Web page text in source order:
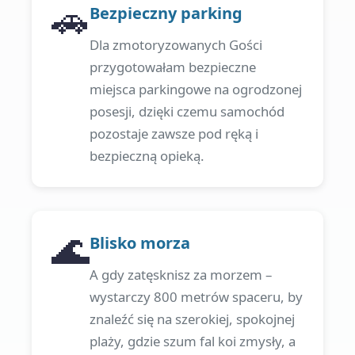
🚗Bezpieczny parking
Dla zmotoryzowanych Gości
przygotowałam bezpieczne
miejsca parkingowe na ogrodzonej
posesji, dzięki czemu samochód
pozostaje zawsze pod ręką i
bezpieczną opieką.
🌊Blisko morza
A gdy zatęsknisz za morzem –
wystarczy 800 metrów spaceru, by
znaleźć się na szerokiej, spokojnej
plaży, gdzie szum fal koi zmysły, a